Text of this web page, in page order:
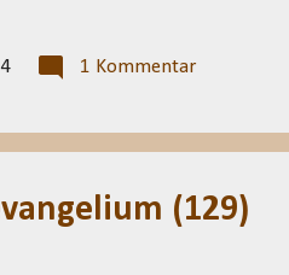
»Gekommen ist die
Sinn dieses Begriffs: die
Tod am Kreuz
1 Kommentar
(129)